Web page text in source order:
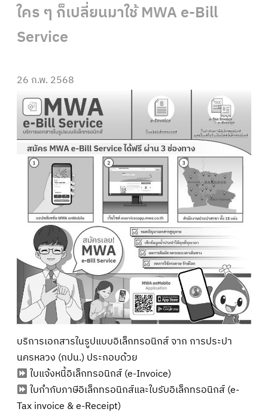
ใคร ๆ ก็เปลี่ยนมาใช้ MWA e-Bill
Service
26 ก.พ. 2568
บริการเอกสารในรูปแบบอิเล็กทรอนิกส์ จาก การประปา
นครหลวง (กปน.) ประกอบด้วย
ใบแจ้งหนี้อิเล็กทรอนิกส์ (e-Invoice)
ใบกำกับภาษีอิเล็กทรอนิกส์และใบรับอิเล็กทรอนิกส์ (e-
Tax invoice & e-Receipt)